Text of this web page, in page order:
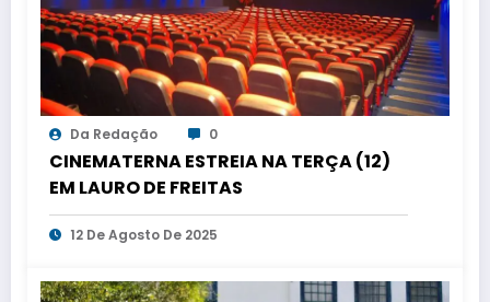
Da Redação 0
CINEMATERNA ESTREIA NA TERÇA (12)
EM LAURO DE FREITAS
12 De Agosto De 2025